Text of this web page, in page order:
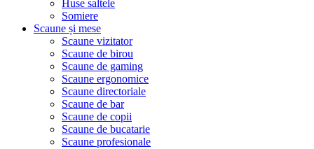
Huse saltele
Somiere
Scaune și mese
Scaune vizitator
Scaune de birou
Scaune de gaming
Scaune ergonomice
Scaune directoriale
Scaune de bar
Scaune de copii
Scaune de bucatarie
Scaune profesionale